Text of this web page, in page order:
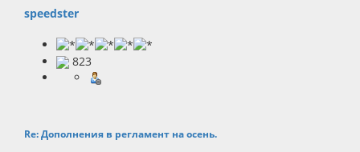
speedster
823
Re: Дополнения в регламент на осень.